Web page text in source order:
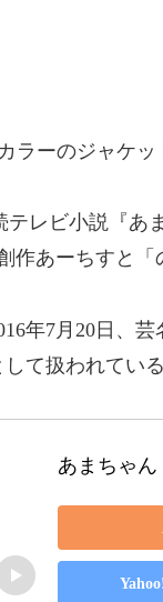
ラーのジャケッ
レビ小説『あ
作あーちすと「
年7月20日、
して扱われてい
あまちゃん